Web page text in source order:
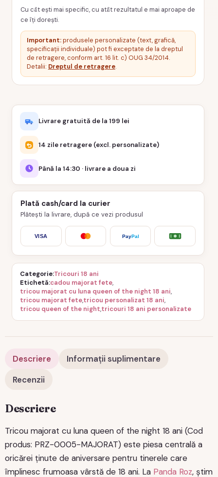
Cu cât ești mai specific, cu atât rezultatul e mai aproape de
ce îți dorești.
Important:produsele personalizate (text, grafică,
specificații individuale) pot fi exceptate de la dreptul
de retragere, conform art. 16 lit. c) OUG 34/2014.
Detalii: Dreptul de retragere.
Livrare gratuită de la 199 lei
14 zile retragere (excl. personalizate)
Până la 14:30 · livrare a doua zi
Plată cash/card la curier
Plătești la livrare, după ce vezi produsul
VISA PayPal
Categorie Tricouri 18 ani
Etichetă cadou majorat fete,
tricou majorat cu luna queen of the night 18 ani,
tricou majorat fete,tricou personalizat 18 ani,
tricou queen of the night,tricouri 18 ani personalizate
Descriere
Informații suplimentare
Recenzii
Descriere
Tricou majorat cu luna queen of the night 18 ani (Cod
produs: PRZ-0005-MAJORAT) este piesa centrală a
oricărei ținute de aniversare pentru tinerele care
împlinesc frumoasa vârstă de 18 ani. La Panda Roz, știm